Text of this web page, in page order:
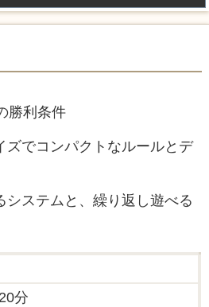
勝利条件
ズでコンパクトなルールとデ
システムと、繰り返し遊べる
分